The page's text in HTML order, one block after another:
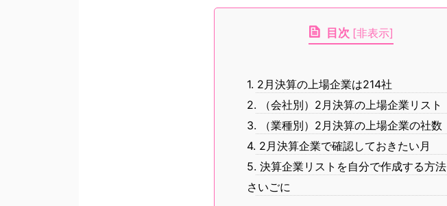
目次 [非表示]
1. 2月決算の上場企業は214社
2. （会社別）2月決算の上場企業リスト
3. （業種別）2月決算の上場企業の社数
4. 2月決算企業で確認しておきたい月
5. 決算企業リストを自分で作成する方法
さいごに